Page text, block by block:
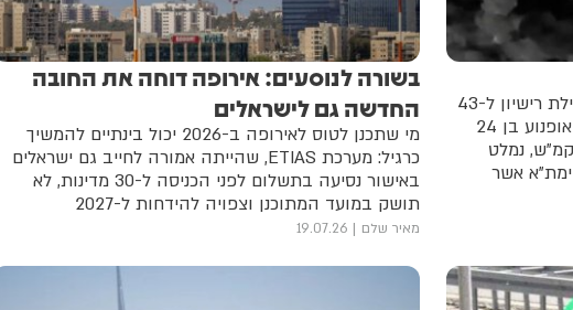
בית המשפט גזר תשעה חודשי מאסר, פסילת רישיון ל-43
חודשים וקנס של 75 אלף שקלים על רוכב אופנוע בן 24
מעראבה, שנתפס נוסע במהירות של 285 קמ"ש, נמלט
אשר
בשורה לנוסעים: אירופה דוחה את החובה
החדשה גם לישראלים
מי שתכנן לטוס לאירופה ב-2026 יכול בינתיים להמשיך
כרגיל: מערכת ETIAS, שהייתה אמורה לחייב גם ישראלים
באישור נסיעה בתשלום לפני הכניסה ל-30 מדינות, לא
תושק במועד המתוכנן וצפויה להידחות ל-2027
מאיר שלם 19.07.26